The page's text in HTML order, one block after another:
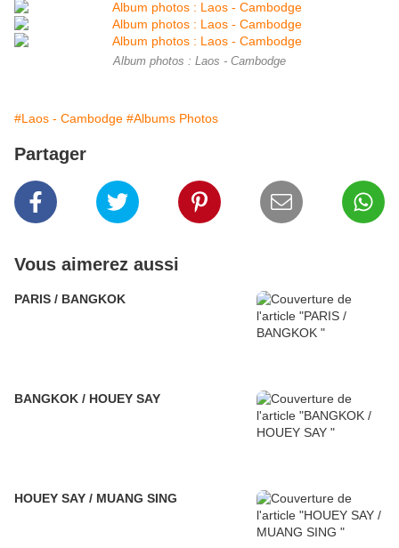
Album photos : Laos - Cambodge
#Laos - Cambodge #Albums Photos
Partager
Vous aimerez aussi
PARIS / BANGKOK
BANGKOK / HOUEY SAY
HOUEY SAY / MUANG SING